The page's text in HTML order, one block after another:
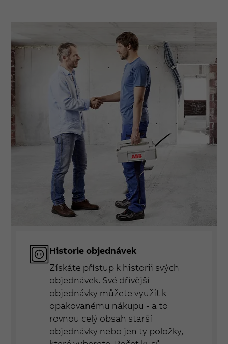
Historie objednávek
Získáte přístup k historii svých
objednávek. Své dřívější
objednávky můžete využít k
opakovanému nákupu - a to
rovnou celý obsah starší
objednávky nebo jen ty položky,